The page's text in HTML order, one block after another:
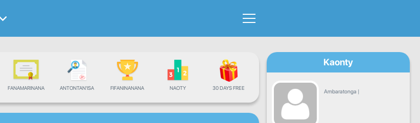
FANAMARINANA ANTONTAN'ISA FIFANINANANA NAOTY 30 DAYS FREE
Kaonty
Ambaratonga |